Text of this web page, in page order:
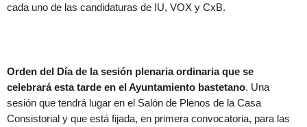
cada uno de las candidaturas de IU, VOX y CxB.
Orden del Día de la sesión plenaria ordinaria que se
celebrará esta tarde en el Ayuntamiento bastetano. Una
sesión que tendrá lugar en el Salón de Plenos de la Casa
Consistorial y que está fijada, en primera convocatoria, para las